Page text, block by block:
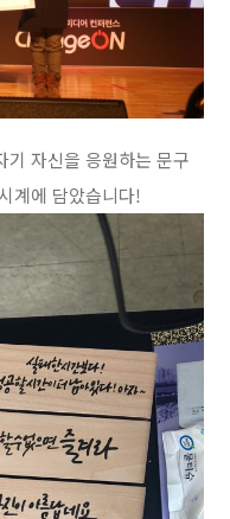
기 자신을 응원하는 문구
계에 담았습니다!